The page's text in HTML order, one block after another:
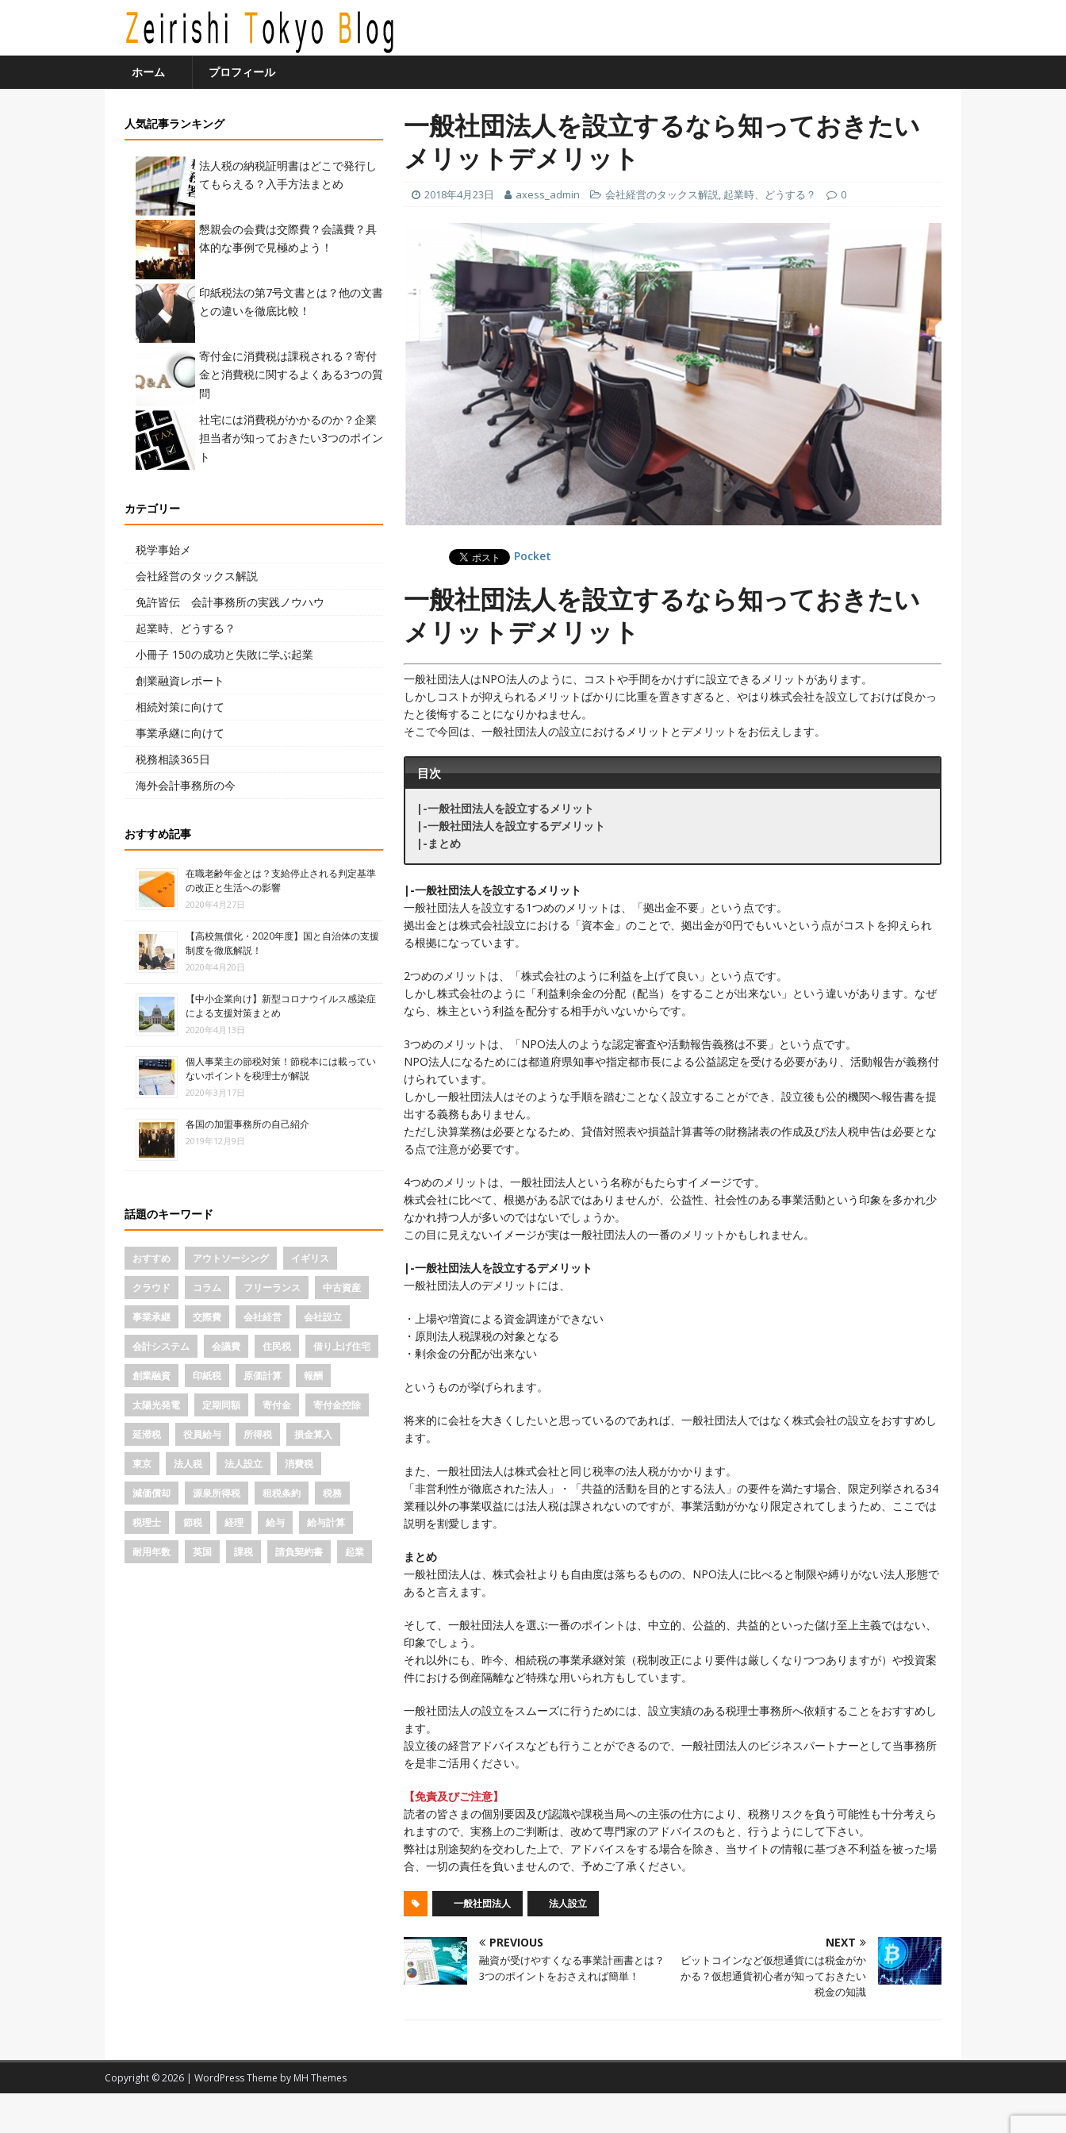
ホーム プロフィール
一般社団法人を設立するなら知っておきたい
メリットデメリット
2018年4月23日 axess_admin 会社経営のタックス解説, 起業時、どうする？ 0
Pocket
一般社団法人を設立するなら知っておきたい
メリットデメリット
一般社団法人はNPO法人のように、コストや手間をかけずに設立できるメリットがあります。
しかしコストが抑えられるメリットばかりに比重を置きすぎると、やはり株式会社を設立しておけば良かっ
たと後悔することになりかねません。
そこで今回は、一般社団法人の設立におけるメリットとデメリットをお伝えします。
目次
|-一般社団法人を設立するメリット
|-一般社団法人を設立するデメリット
|-まとめ
|-一般社団法人を設立するメリット
一般社団法人を設立する1つめのメリットは、「拠出金不要」という点です。
拠出金とは株式会社設立における「資本金」のことで、拠出金が0円でもいいという点がコストを抑えられ
る根拠になっています。
2つめのメリットは、「株式会社のように利益を上げて良い」という点です。
しかし株式会社のように「利益剰余金の分配（配当）をすることが出来ない」という違いがあります。なぜ
なら、株主という利益を配分する相手がいないからです。
3つめのメリットは、「NPO法人のような認定審査や活動報告義務は不要」という点です。
NPO法人になるためには都道府県知事や指定都市長による公益認定を受ける必要があり、活動報告が義務付
けられています。
しかし一般社団法人はそのような手順を踏むことなく設立することができ、設立後も公的機関へ報告書を提
出する義務もありません。
ただし決算業務は必要となるため、貸借対照表や損益計算書等の財務諸表の作成及び法人税申告は必要とな
る点で注意が必要です。
4つめのメリットは、一般社団法人という名称がもたらすイメージです。
株式会社に比べて、根拠がある訳ではありませんが、公益性、社会性のある事業活動という印象を多かれ少
なかれ持つ人が多いのではないでしょうか。
この目に見えないイメージが実は一般社団法人の一番のメリットかもしれません。
|-一般社団法人を設立するデメリット
一般社団法人のデメリットには、
・上場や増資による資金調達ができない
・原則法人税課税の対象となる
・剰余金の分配が出来ない
というものが挙げられます。
将来的に会社を大きくしたいと思っているのであれば、一般社団法人ではなく株式会社の設立をおすすめし
ます。
また、一般社団法人は株式会社と同じ税率の法人税がかかります。
「非営利性が徹底された法人」・「共益的活動を目的とする法人」の要件を満たす場合、限定列挙される34
業種以外の事業収益には法人税は課されないのですが、事業活動がかなり限定されてしまうため、ここでは
説明を割愛します。
まとめ
一般社団法人は、株式会社よりも自由度は落ちるものの、NPO法人に比べると制限や縛りがない法人形態で
あると言えます。
そして、一般社団法人を選ぶ一番のポイントは、中立的、公益的、共益的といった儲け至上主義ではない、
印象でしょう。
それ以外にも、昨今、相続税の事業承継対策（税制改正により要件は厳しくなりつつありますが）や投資案
件における倒産隔離など特殊な用いられ方もしています。
一般社団法人の設立をスムーズに行うためには、設立実績のある税理士事務所へ依頼することをおすすめし
ます。
設立後の経営アドバイスなども行うことができるので、一般社団法人のビジネスパートナーとして当事務所
を是非ご活用ください。
【免責及びご注意】
読者の皆さまの個別要因及び認識や課税当局への主張の仕方により、税務リスクを負う可能性も十分考えら
れますので、実務上のご判断は、改めて専門家のアドバイスのもと、行うようにして下さい。
弊社は別途契約を交わした上で、アドバイスをする場合を除き、当サイトの情報に基づき不利益を被った場
合、一切の責任を負いませんので、予めご了承ください。
一般社団法人 法人設立
PREVIOUS
融資が受けやすくなる事業計画書とは？
3つのポイントをおさえれば簡単！
NEXT
ビットコインなど仮想通貨には税金がか
かる？仮想通貨初心者が知っておきたい
税金の知識
人気記事ランキング
法人税の納税証明書はどこで発行し
てもらえる？入手方法まとめ
懇親会の会費は交際費？会議費？具
体的な事例で見極めよう！
印紙税法の第7号文書とは？他の文書
との違いを徹底比較！
寄付金に消費税は課税される？寄付
金と消費税に関するよくある3つの質
問
社宅には消費税がかかるのか？企業
担当者が知っておきたい3つのポイン
ト
カテゴリー
税学事始メ
会社経営のタックス解説
免許皆伝 会計事務所の実践ノウハウ
起業時、どうする？
小冊子 150の成功と失敗に学ぶ起業
創業融資レポート
相続対策に向けて
事業承継に向けて
税務相談365日
海外会計事務所の今
おすすめ記事
在職老齢年金とは？支給停止される判定基準
の改正と生活への影響
2020年4月27日
【高校無償化・2020年度】国と自治体の支援
制度を徹底解説！
2020年4月20日
【中小企業向け】新型コロナウイルス感染症
による支援対策まとめ
2020年4月13日
個人事業主の節税対策！節税本には載ってい
ないポイントを税理士が解説
2020年3月17日
各国の加盟事務所の自己紹介
2019年12月9日
話題のキーワード
おすすめ アウトソーシング イギリス
クラウド コラム フリーランス 中古資産
事業承継 交際費 会社経営 会社設立
会計システム 会議費 住民税 借り上げ住宅
創業融資 印紙税 原価計算 報酬
太陽光発電 定期同額 寄付金 寄付金控除
延滞税 役員給与 所得税 損金算入
東京 法人税 法人設立 消費税
減価償却 源泉所得税 租税条約 税務
税理士 節税 経理 給与 給与計算
耐用年数 英国 課税 請負契約書 起業
Copyright © 2026 | WordPress Theme by MH Themes